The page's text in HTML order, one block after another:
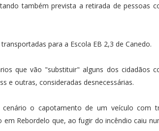
também prevista a retirada de pessoas
para a Escola EB 2,3 de Canedo.
que vão "substituir" alguns dos cidadãos
e outras, consideradas desnecessárias.
o capotamento de um veículo com
Rebordelo que, ao fugir do incêndio caiu